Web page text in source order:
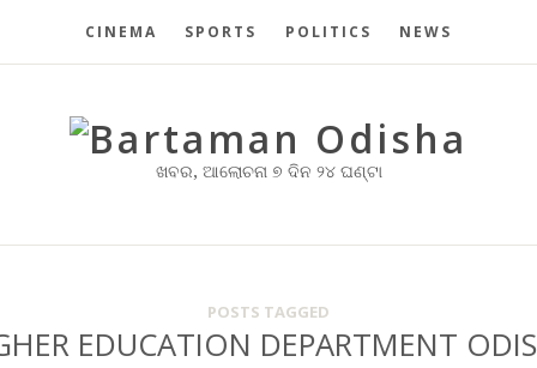
CINEMA SPORTS POLITICS NEWS
ଖବର, ଆଲୋଚନା ୭ ଦିନ ୨୪ ଘଣ୍ଟା
POSTS TAGGED
EDUCATION DEPARTMENT